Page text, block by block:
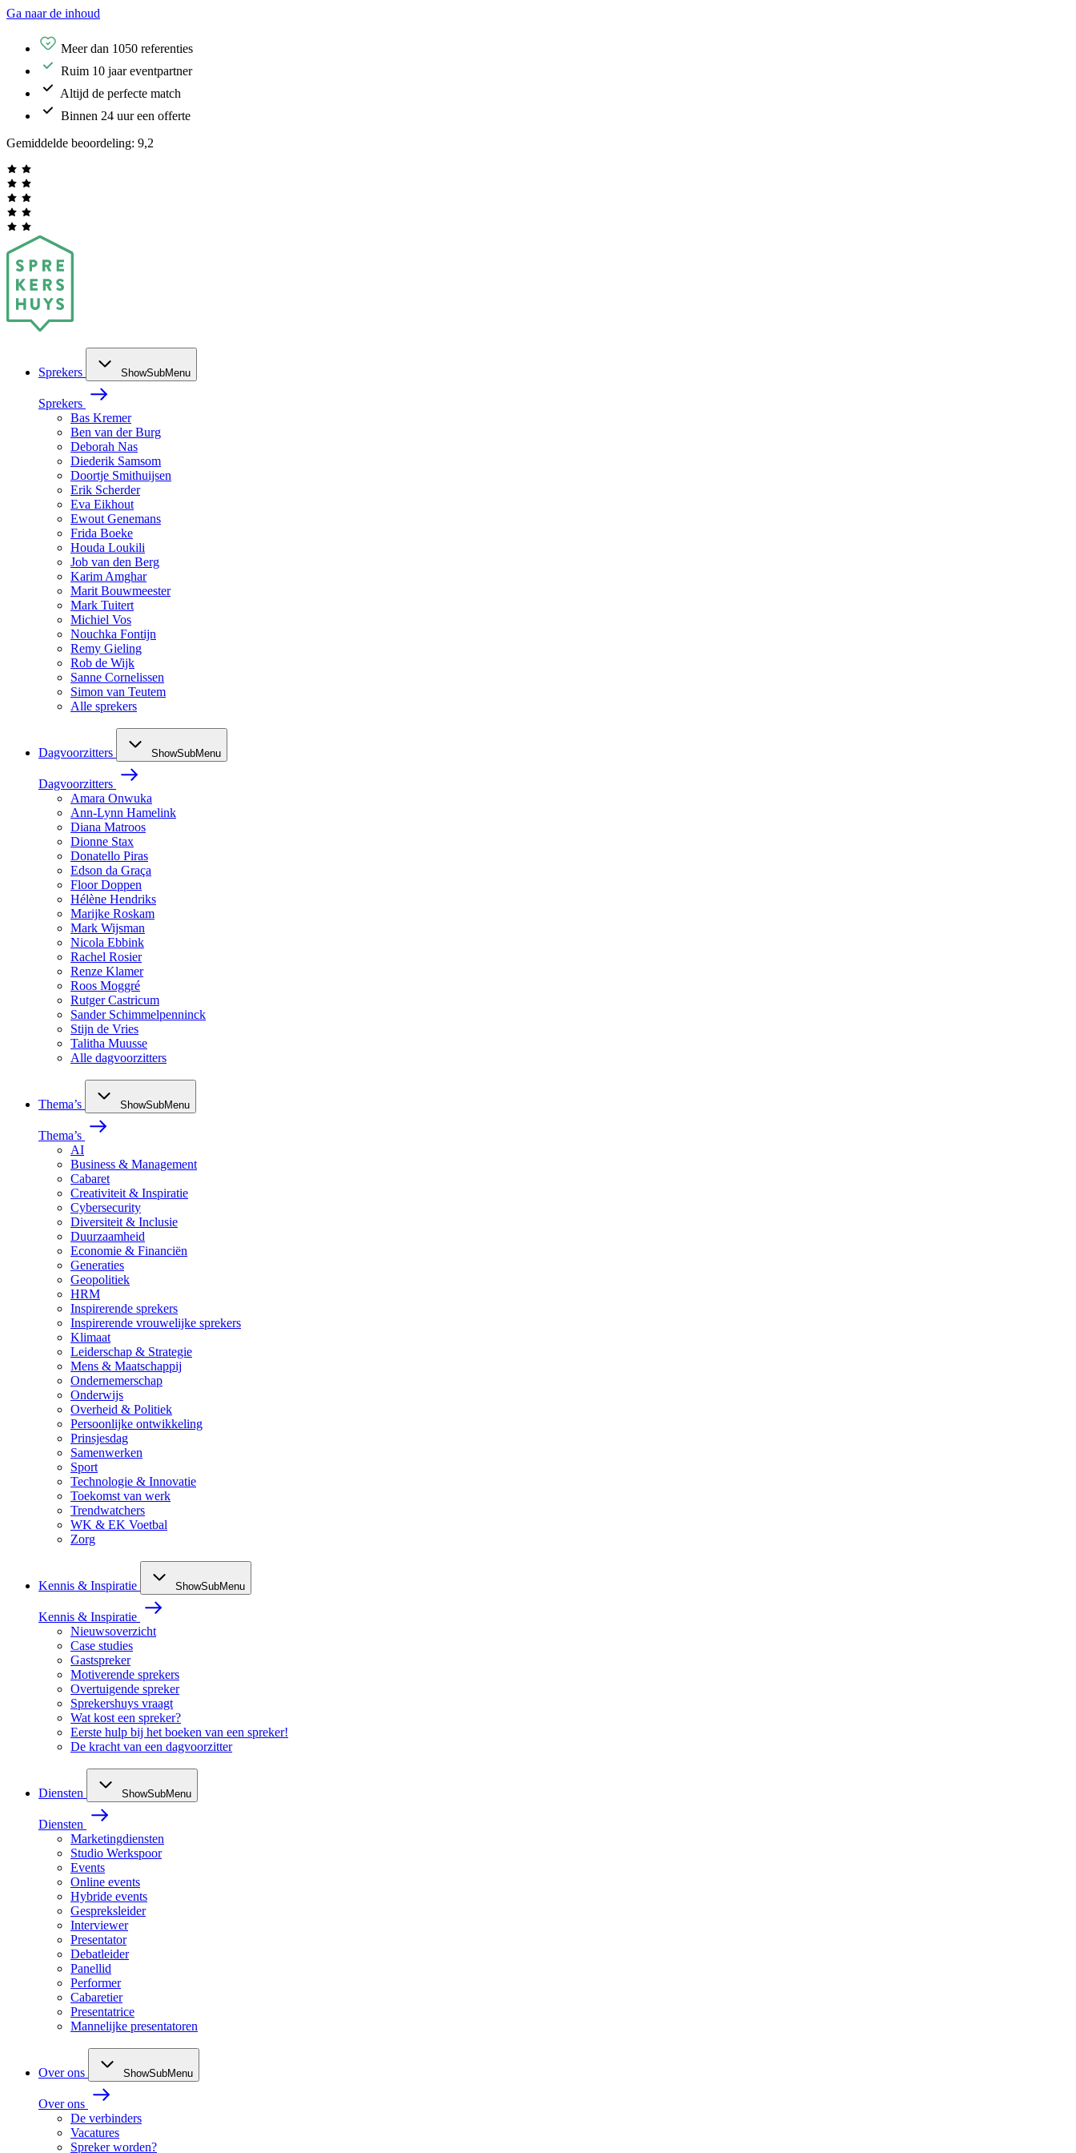
Ga naar de inhoud
Meer dan 1050 referenties
Ruim 10 jaar eventpartner
Altijd de perfecte match
Binnen 24 uur een offerte
Gemiddelde beoordeling: 9,2
Sprekers ShowSubMenu
Sprekers
Bas Kremer
Ben van der Burg
Deborah Nas
Diederik Samsom
Doortje Smithuijsen
Erik Scherder
Eva Eikhout
Ewout Genemans
Frida Boeke
Houda Loukili
Job van den Berg
Karim Amghar
Marit Bouwmeester
Mark Tuitert
Michiel Vos
Nouchka Fontijn
Remy Gieling
Rob de Wijk
Sanne Cornelissen
Simon van Teutem
Alle sprekers
Dagvoorzitters ShowSubMenu
Dagvoorzitters
Amara Onwuka
Ann-Lynn Hamelink
Diana Matroos
Dionne Stax
Donatello Piras
Edson da Graça
Floor Doppen
Hélène Hendriks
Marijke Roskam
Mark Wijsman
Nicola Ebbink
Rachel Rosier
Renze Klamer
Roos Moggré
Rutger Castricum
Sander Schimmelpenninck
Stijn de Vries
Talitha Muusse
Alle dagvoorzitters
Thema’s ShowSubMenu
Thema’s
AI
Business & Management
Cabaret
Creativiteit & Inspiratie
Cybersecurity
Diversiteit & Inclusie
Duurzaamheid
Economie & Financiën
Generaties
Geopolitiek
HRM
Inspirerende sprekers
Inspirerende vrouwelijke sprekers
Klimaat
Leiderschap & Strategie
Mens & Maatschappij
Ondernemerschap
Onderwijs
Overheid & Politiek
Persoonlijke ontwikkeling
Prinsjesdag
Samenwerken
Sport
Technologie & Innovatie
Toekomst van werk
Trendwatchers
WK & EK Voetbal
Zorg
Kennis & Inspiratie ShowSubMenu
Kennis & Inspiratie
Nieuwsoverzicht
Case studies
Gastspreker
Motiverende sprekers
Overtuigende spreker
Sprekershuys vraagt
Wat kost een spreker?
Eerste hulp bij het boeken van een spreker!
De kracht van een dagvoorzitter
Diensten ShowSubMenu
Diensten
Marketingdiensten
Studio Werkspoor
Events
Online events
Hybride events
Gespreksleider
Interviewer
Presentator
Debatleider
Panellid
Performer
Cabaretier
Presentatrice
Mannelijke presentatoren
Over ons ShowSubMenu
Over ons
De verbinders
Vacatures
Spreker worden?